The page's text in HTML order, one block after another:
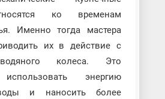
ко временам
Именно тогда мастера
их в действие с
колеса. Это
энергию
и наносить более